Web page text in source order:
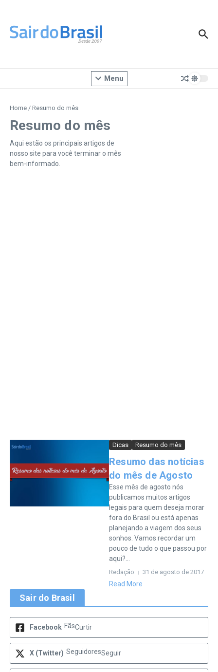
Menu
Home / Resumo do mês
Resumo do mês
Aqui estão os principais artigos de
nosso site para você terminar o mês
bem-informado.
Dicas Resumo do mês
Resumo das notícias
do mês de Agosto
Esse mês de agosto nós
publicamos muitos artigos
legais para quem deseja morar
fora do Brasil ou está apenas
planejando a viagem dos seus
sonhos. Vamos recordar um
pouco de tudo o que passou por
aqui?...
Redação 31 de agosto de 2017
Read More
Sair do Brasil
Facebook FãsCurtir
X (Twitter) SeguidoresSeguir